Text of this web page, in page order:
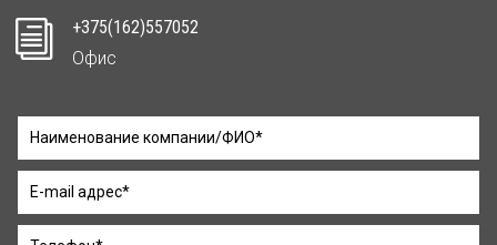
i
+375(162)557052
Офис